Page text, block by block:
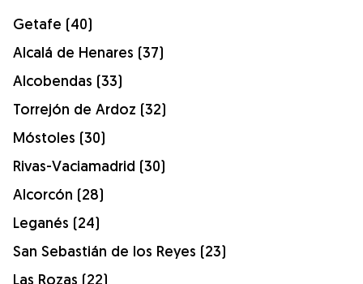
Getafe (40)
Alcalá de Henares (37)
Alcobendas (33)
Torrejón de Ardoz (32)
Móstoles (30)
Rivas-Vaciamadrid (30)
Alcorcón (28)
Leganés (24)
San Sebastián de los Reyes (23)
Las Rozas (22)